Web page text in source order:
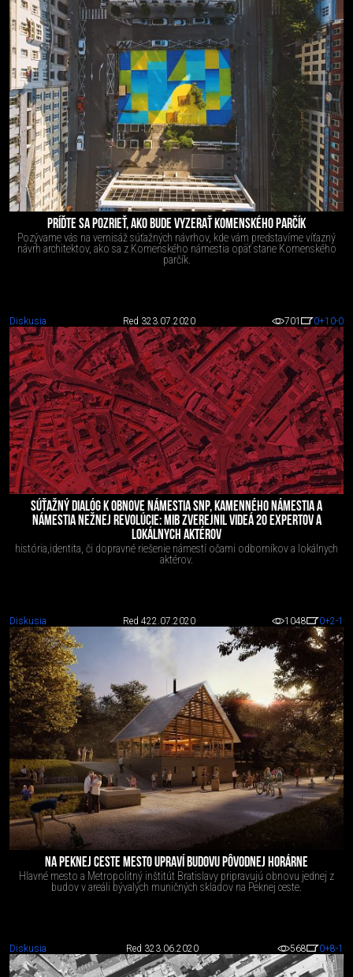
PRÍĎTE SA POZRIEŤ, AKO BUDE VYZERAŤ KOMENSKÉHO PARČÍK
Pozývame vás na vernisáž súťažných návrhov, kde vám predstavíme víťazný
návrh architektov, ako sa z Komenského námestia opäť stane Komenského
parčík.
Diskusia Red 323.07.2020 701 0+10-0
SÚŤAŽNÝ DIALÓG K OBNOVE NÁMESTIA SNP, KAMENNÉHO NÁMESTIA A
NÁMESTIA NEŽNEJ REVOLÚCIE: MIB ZVEREJNIL VIDEÁ 20 EXPERTOV A
LOKÁLNYCH AKTÉROV
história,identita, či dopravné riešenie námestí očami odborníkov a lokálnych
aktérov.
Diskusia Red 422.07.2020 1048 0+2-1
NA PEKNEJ CESTE MESTO UPRAVÍ BUDOVU PÔVODNEJ HORÁRNE
Hlavné mesto a Metropolitný inštitút Bratislavy pripravujú obnovu jednej z
budov v areáli bývalých muničných skladov na Peknej ceste.
Diskusia Red 323.06.2020 568 0+8-1